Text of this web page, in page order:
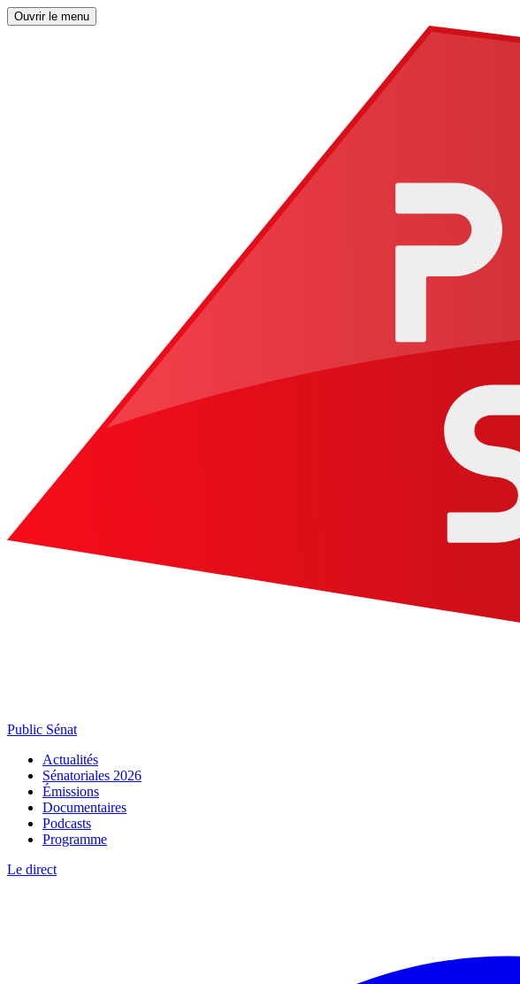
Ouvrir le menu
Public Sénat
Actualités
Sénatoriales 2026
Émissions
Documentaires
Podcasts
Programme
Le direct